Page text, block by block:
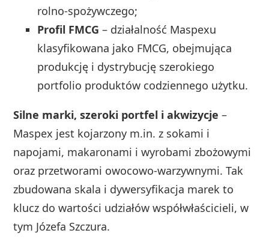
rolno‑spożywczego;
Profil FMCG – działalność Maspexu
klasyfikowana jako FMCG, obejmująca
produkcję i dystrybucję szerokiego
portfolio produktów codziennego użytku.
Silne marki, szeroki portfel i akwizycje –
Maspex jest kojarzony m.in. z sokami i
napojami, makaronami i wyrobami zbożowymi
oraz przetworami owocowo‑warzywnymi. Tak
zbudowana skala i dywersyfikacja marek to
klucz do wartości udziałów współwłaścicieli, w
tym Józefa Szczura.